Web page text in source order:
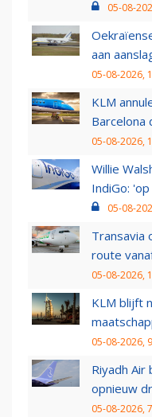
05-08-
aan
05-08-2026,
KLM
Barcelona
05-08-2026,
Willie
IndiGo:
05-08-
Transavia
route
05-08-2026,
KLM blijft
05-08-2026,
Riyadh
opnieuw
05-08-2026,